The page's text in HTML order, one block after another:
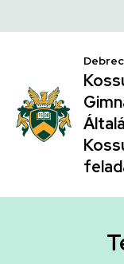
|
Kossuth
Lajos
Gyakorló
Általános
a